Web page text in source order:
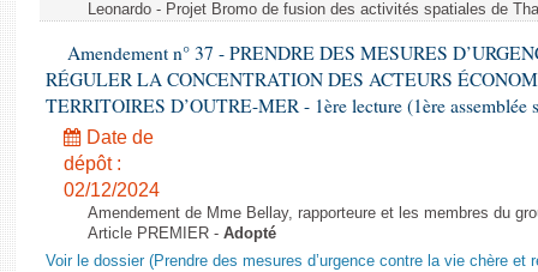
Leonardo - Projet Bromo de fusion des activités spatiales de
Amendement n° 37 - PRENDRE DES MESURES
RÉGULER LA CONCENTRATION DES ACTEURS
TERRITOIRES D’OUTRE-MER - 1ère lecture (1ère assemblée
Date de
dépôt :
02/12/2024
Amendement de Mme Bellay, rapporteure et les membres du
Article PREMIER - Adopté
Voir le dossier (Prendre des mesures d’urgence contre la vie chère et